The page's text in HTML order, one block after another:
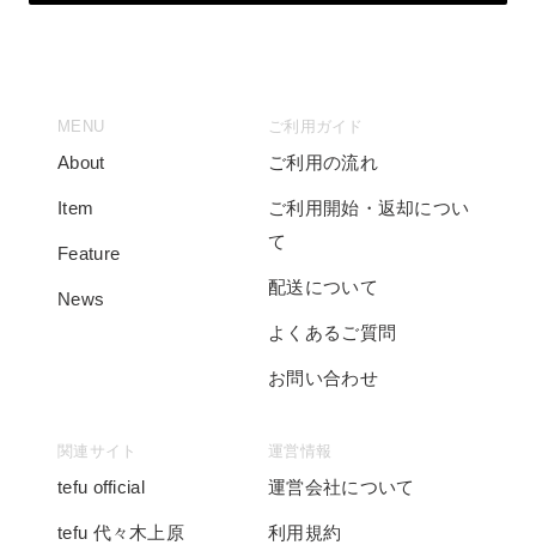
MENU
About
Item
Feature
News
ご利用ガイド
ご利用の流れ
ご利用開始・返却につい
て
配送について
よくあるご質問
お問い合わせ
関連サイト
tefu official
tefu 代々木上原
運営情報
運営会社について
利用規約